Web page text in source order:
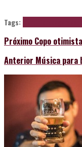
Tags:
Próximo Copo otimista
Anterior Música para